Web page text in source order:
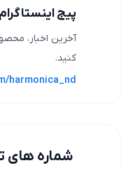
پیج اینستاگرام
آخرین اخبار،
کنید.
harmonica_nd
شماره های